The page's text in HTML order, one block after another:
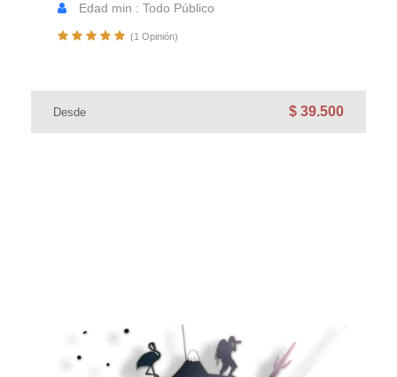
Edad min : Todo Público
(1 Opinión)
Desde $ 39.500